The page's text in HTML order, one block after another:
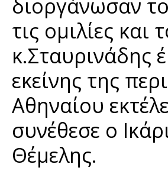
διοργάνωσαν
τις ομιλίες
κ.Σταυρινάδης
εκείνης της
Αθηναίου
συνέθεσε ο
Θέμελης.